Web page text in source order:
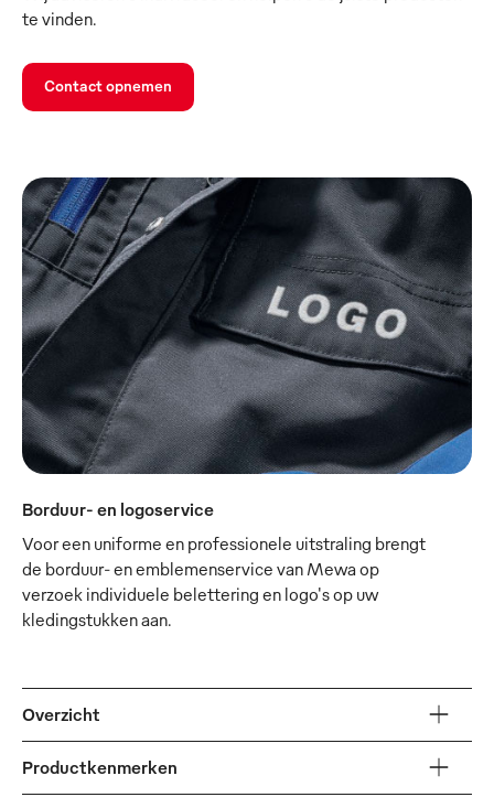
te vinden.
Contact opnemen
Borduur- en logoservice
Voor een uniforme en professionele uitstraling brengt
de borduur- en emblemenservice van Mewa op
verzoek individuele belettering en logo's op uw
kledingstukken aan.
Overzicht
Productkenmerken